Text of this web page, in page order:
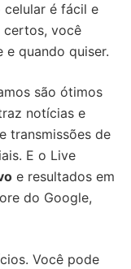
é fácil e
certos, você
quando quiser.
são ótimos
notícias e
transmissões de
E o Live
e resultados em
do Google,
Você pode